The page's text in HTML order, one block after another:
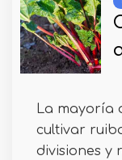
La mayoría
cultivar
divisiones y